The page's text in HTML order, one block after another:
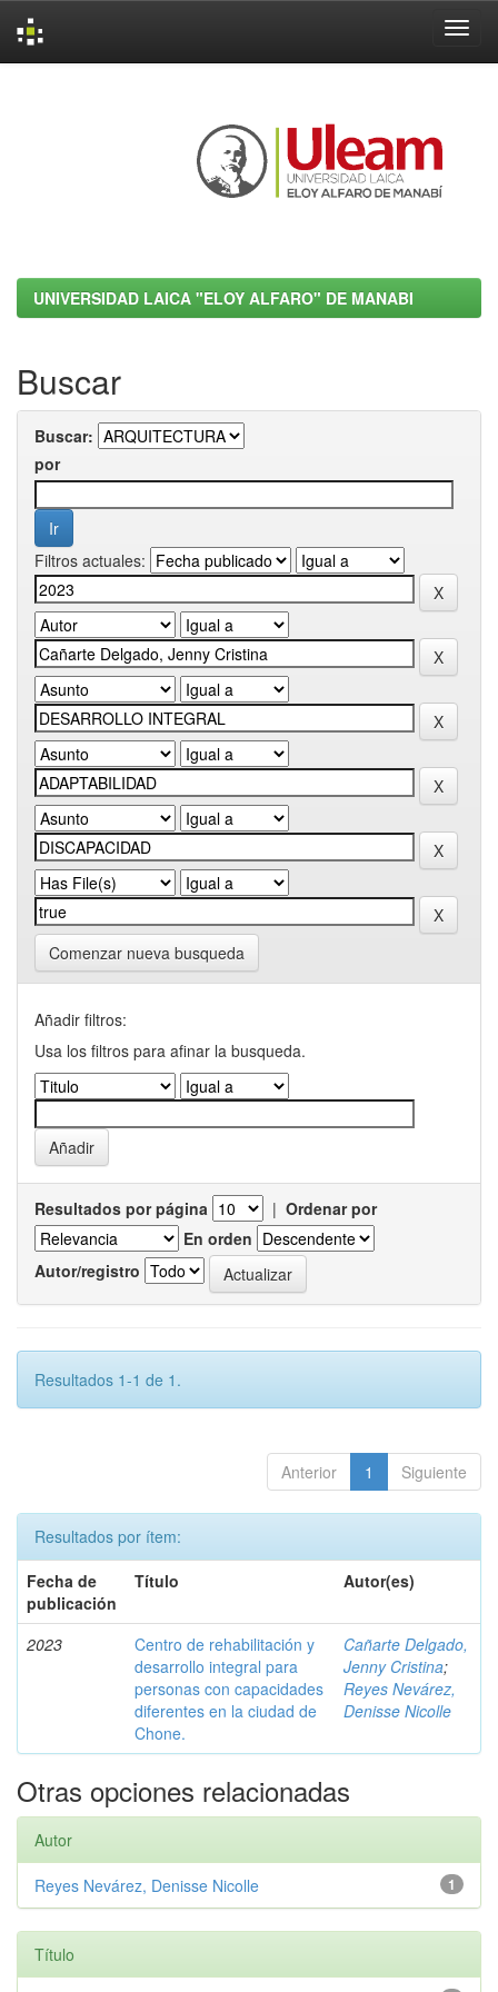
UNIVERSIDAD LAICA "ELOY ALFARO" DE MANABI
Buscar
Buscar:
por
Filtros actuales:
Comenzar nueva busqueda
Añadir filtros:
Usa los filtros para afinar la busqueda.
Resultados por página | Ordenar por
En orden
Autor/registro
Resultados 1-1 de 1.
Anterior 1 Siguiente
Resultados por ítem:
Fecha de
publicación
Título Autor(es)
2023
Centro de rehabilitación y
desarrollo integral para
personas con capacidades
diferentes en la ciudad de
Chone.
Cañarte Delgado,
Jenny Cristina;
Reyes Nevárez,
Denisse Nicolle
Otras opciones relacionadas
Autor
1
Reyes Nevárez, Denisse Nicolle
Título